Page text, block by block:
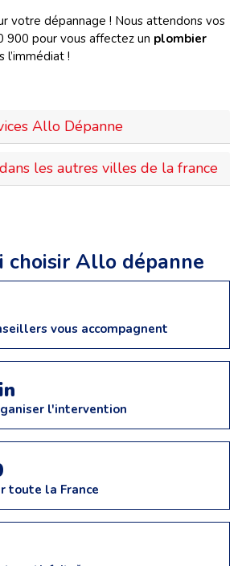
votre dépannage ! Nous attendons vos
900 pour vous affectez un plombier
l’immédiat !
Allo Dépanne
les autres villes de la france
choisir Allo dépanne
vous accompagnent
l'intervention
toute la France